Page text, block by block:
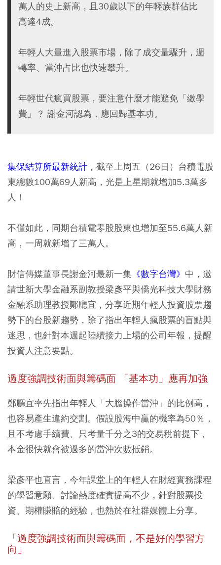
萬人的史上新高，且30歲以下的年輕族群佔比
高達4成。
年輕人大量進入股票市場，除了成交量驟升，週
轉率、當沖占比也快速攀升。
年輕世代瘋買股票，要注意什麼才能避免「繳學
費」？ 謝金河認為，應回歸基本功。
集保結算所最新統計 ，截至上周五（26日）台積電股
東總數100萬69人新高，光是上星期就增加5.3萬多
人！
不僅如此，同期台積電零股股東也增加至55.6萬人新
高，一周就新增了三萬人。
財信傳媒董事長謝金河最新一集 《數字台灣》 中，邀
請世新大學金融系副教授梁彥平與僑光科技大學財務
金融系助理教授鄭廳宜，分享近期年輕人投資股票趨
勢下的台股新趨勢，除了指出年輕人瘋股票的盲點與
迷思，也針對本週起陸續接力上場的公司年報，提醒
投資人注意要點。
過度強調技術面與籌碼面 「基本功」應再加強
鄭廳宜率先指出年輕人「大膽操作當沖」的比例高，
也容易產生違約交割。假設股海中贏的機率為50％，
且不考慮手續費、只考量千分之3的交易稅前提下，
本金很快就會被過多的當沖次數抵銷。
梁彥平也直言，今年課堂上的年輕人在財經實務課程
的學習意願、討論熱度確實提高不少，針對股票投
資、期權賺賠的經驗，也熱於在社群媒體上分享。
「過度強調技術面與籌碼面，不是好的學習方
向」